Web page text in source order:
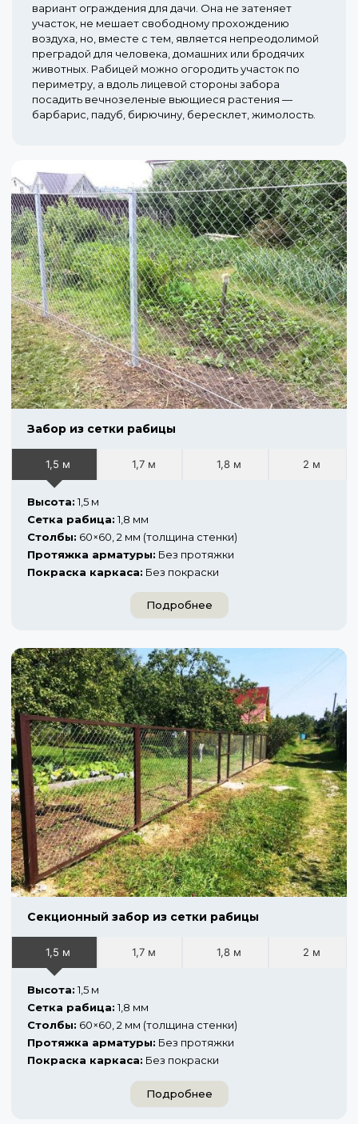
вариант ограждения для дачи. Она не затеняет
участок, не мешает свободному прохождению
воздуха, но, вместе с тем, является непреодолимой
преградой для человека, домашних или бродячих
животных. Рабицей можно огородить участок по
периметру, а вдоль лицевой стороны забора
посадить вечнозеленые вьющиеся растения —
барбарис, падуб, бирючину, бересклет, жимолость.
Забор из сетки рабицы
1,5 м 1,7 м 1,8 м 2 м
Высота:1,5 м
Сетка рабица:1,8 мм
Столбы: 60×60, 2 мм (толщина стенки)
Протяжка арматуры: Без протяжки
Покраска каркаса: Без покраски
Подробнее
Секционный забор из сетки рабицы
1,5 м 1,7 м 1,8 м 2 м
Высота:1,5 м
Сетка рабица:1,8 мм
Столбы: 60×60, 2 мм (толщина стенки)
Протяжка арматуры: Без протяжки
Покраска каркаса: Без покраски
Подробнее